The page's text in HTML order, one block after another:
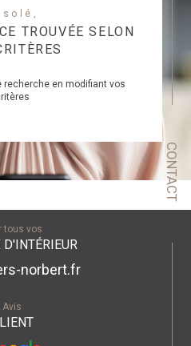
CONTACT
TROUVÉE SELON
recherche en modifiant vos
tous vos
D'INTÉRIEUR
norbert.fr
Avis